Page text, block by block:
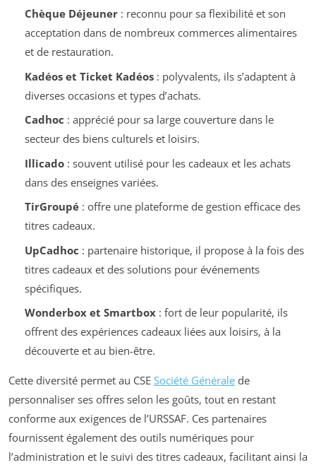
Chèque Déjeuner: reconnu pour sa flexibilité et son
acceptation dans de nombreux commerces alimentaires
et de restauration.
Kadéos et Ticket Kadéos: polyvalents, ils s’adaptent à
diverses occasions et types d’achats.
Cadhoc : apprécié pour sa large couverture dans le
secteur des biens culturels et loisirs.
Illicado: souvent utilisé pour les cadeaux et les achats
dans des enseignes variées.
TirGroupé: offre une plateforme de gestion efficace des
titres cadeaux.
UpCadhoc : partenaire historique, il propose à la fois des
titres cadeaux et des solutions pour événements
spécifiques.
Wonderbox et Smartbox: fort de leur popularité, ils
offrent des expériences cadeaux liées aux loisirs, à la
découverte et au bien-être.
Cette diversité permet au CSE Société Générale de
personnaliser ses offres selon les goûts, tout en restant
conforme aux exigences de l’URSSAF. Ces partenaires
fournissent également des outils numériques pour
l’administration et le suivi des titres cadeaux, facilitant ainsi la